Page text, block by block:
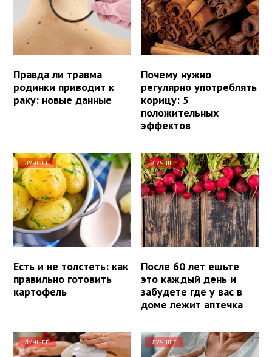
Правда ли травма
родинки приводит к
раку: новые данные
Почему нужно
регулярно употреблять
корицу: 5
положительных
эффектов
ЛУЧШЕЕ
Есть и не толстеть: как
правильно готовить
картофель
ЛУЧШЕЕ
После 60 лет ешьте
это каждый день и
забудете где у вас в
доме лежит аптечка
ЛУЧШЕЕ ЛУЧШЕЕ